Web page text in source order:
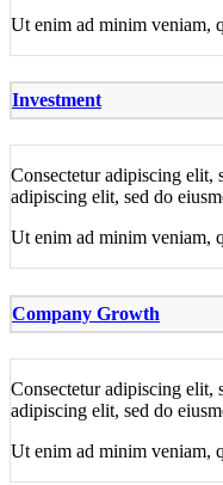
Ut enim ad minim veniam,
Investment
Consectetur adipiscing elit,
adipiscing elit, sed do
Ut enim ad minim veniam,
Company Growth
Consectetur adipiscing elit,
adipiscing elit, sed do
Ut enim ad minim veniam,